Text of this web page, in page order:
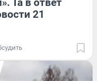
Та в ответ
21